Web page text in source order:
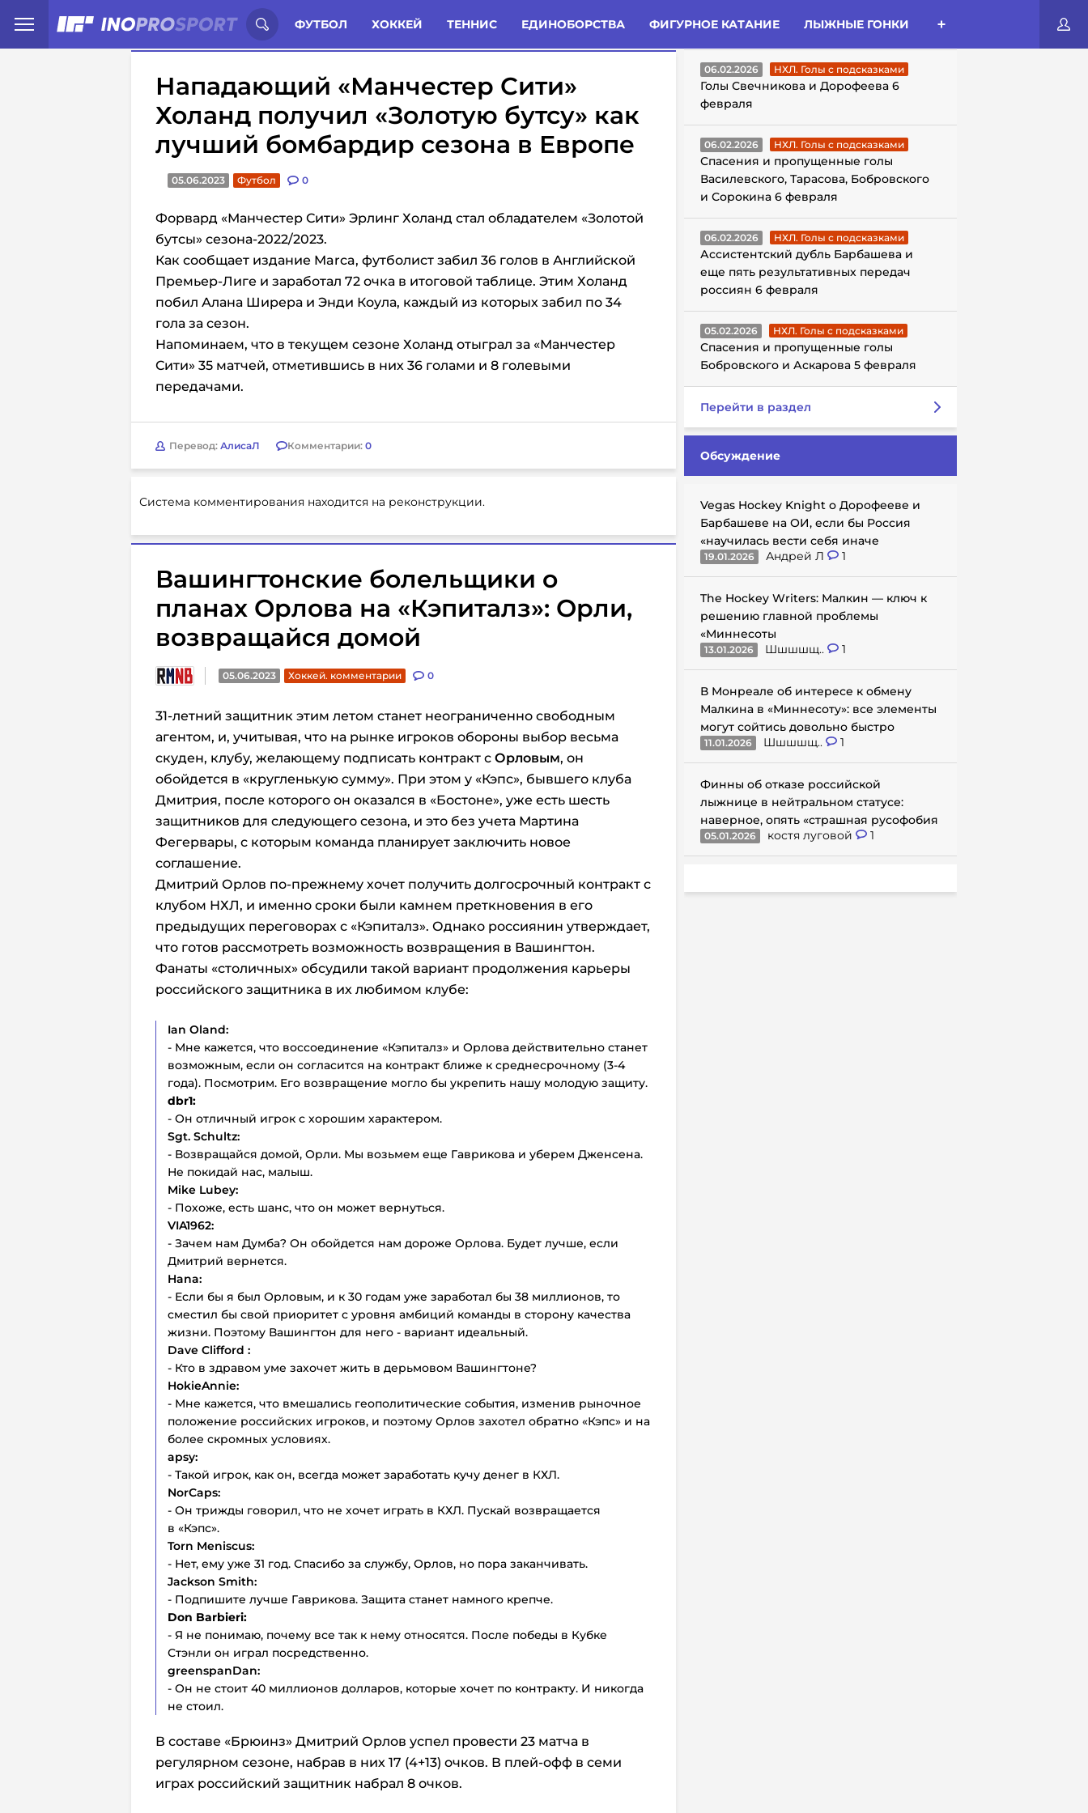
ФУТБОЛ ХОККЕЙ ТЕННИС ЕДИНОБОРСТВА ФИГУРНОЕ КАТАНИЕ ЛЫЖНЫЕ ГОНКИ
Иностранцы о спорте России: Статьи Комменты Новости
Нападающий «Манчестер Сити»
Холанд получил «Золотую бутсу» как
лучший бомбардир сезона в Европе
05.06.2023 Футбол 0
Форвард «Манчестер Сити» Эрлинг Холанд стал обладателем «Золотой
бутсы» сезона-2022/2023.
Как сообщает издание Marca, футболист забил 36 голов в Английской
Премьер-Лиге и заработал 72 очка в итоговой таблице. Этим Холанд
побил Алана Ширера и Энди Коула, каждый из которых забил по 34
гола за сезон.
Напоминаем, что в текущем сезоне Холанд отыграл за «Манчестер
Сити» 35 матчей, отметившись в них 36 голами и 8 голевыми
передачами.
Перевод: АлисаЛ Комментарии: 0
Система комментирования находится на реконструкции.
Вашингтонские болельщики о
планах Орлова на «Кэпиталз»: Орли,
возвращайся домой
05.06.2023 Хоккей. комментарии 0
31-летний защитник этим летом станет неограниченно свободным
агентом, и, учитывая, что на рынке игроков обороны выбор весьма
скуден, клубу, желающему подписать контракт с Орловым, он
обойдется в «кругленькую сумму». При этом у «Кэпс», бывшего клуба
Дмитрия, после которого он оказался в «Бостоне», уже есть шесть
защитников для следующего сезона, и это без учета Мартина
Фегервары, с которым команда планирует заключить новое
соглашение.
Дмитрий Орлов по-прежнему хочет получить долгосрочный контракт с
клубом НХЛ, и именно сроки были камнем преткновения в его
предыдущих переговорах с «Кэпиталз». Однако россиянин утверждает,
что готов рассмотреть возможность возвращения в Вашингтон.
Фанаты «столичных» обсудили такой вариант продолжения карьеры
российского защитника в их любимом клубе:
Ian Oland:
- Мне кажется, что воссоединение «Кэпиталз» и Орлова действительно станет
возможным, если он согласится на контракт ближе к среднесрочному (3-4
года). Посмотрим. Его возвращение могло бы укрепить нашу молодую защиту.
dbr1:
- Он отличный игрок с хорошим характером.
Sgt. Schultz:
- Возвращайся домой, Орли. Мы возьмем еще Гаврикова и уберем Дженсена.
Не покидай нас, малыш.
Mike Lubey:
- Похоже, есть шанс, что он может вернуться.
VIA1962:
- Зачем нам Думба? Он обойдется нам дороже Орлова. Будет лучше, если
Дмитрий вернется.
Hana:
- Если бы я был Орловым, и к 30 годам уже заработал бы 38 миллионов, то
сместил бы свой приоритет с уровня амбиций команды в сторону качества
жизни. Поэтому Вашингтон для него - вариант идеальный.
Dave Clifford :
- Кто в здравом уме захочет жить в дерьмовом Вашингтоне?
HokieAnnie:
- Мне кажется, что вмешались геополитические события, изменив рыночное
положение российских игроков, и поэтому Орлов захотел обратно «Кэпс» и на
более скромных условиях.
apsy:
- Такой игрок, как он, всегда может заработать кучу денег в КХЛ.
NorCaps:
- Он трижды говорил, что не хочет играть в КХЛ. Пускай возвращается
в «Кэпс».
Torn Meniscus:
- Нет, ему уже 31 год. Спасибо за службу, Орлов, но пора заканчивать.
Jackson Smith:
- Подпишите лучше Гаврикова. Защита станет намного крепче.
Don Barbieri:
- Я не понимаю, почему все так к нему относятся. После победы в Кубке
Стэнли он играл посредственно.
greenspanDan:
- Он не стоит 40 миллионов долларов, которые хочет по контракту. И никогда
не стоил.
В составе «Брюинз» Дмитрий Орлов успел провести 23 матча в
регулярном сезоне, набрав в них 17 (4+13) очков. В плей-офф в семи
играх российский защитник набрал 8 очков.
ГОЛЫ С ПОДСКАЗКАМИ
06.02.2026 НХЛ. Голы с подсказками
Голы Свечникова и Дорофеева 6
февраля
06.02.2026 НХЛ. Голы с подсказками
Спасения и пропущенные голы
Василевского, Тарасова, Бобровского
и Сорокина 6 февраля
06.02.2026 НХЛ. Голы с подсказками
Ассистентский дубль Барбашева и
еще пять результативных передач
россиян 6 февраля
05.02.2026 НХЛ. Голы с подсказками
Спасения и пропущенные голы
Бобровского и Аскарова 5 февраля
Перейти в раздел
Обсуждение
Vegas Hockey Knight о Дорофееве и
Барбашеве на ОИ, если бы Россия
«научилась вести себя иначе
19.01.2026 Андрей Л 1
The Hockey Writers: Малкин — ключ к
решению главной проблемы
«Миннесоты
13.01.2026 Шшшшщ.. 1
В Монреале об интересе к обмену
Малкина в «Миннесоту»: все элементы
могут сойтись довольно быстро
11.01.2026 Шшшшщ.. 1
Финны об отказе российской
лыжнице в нейтральном статусе:
наверное, опять «страшная русофобия
05.01.2026 костя луговой 1